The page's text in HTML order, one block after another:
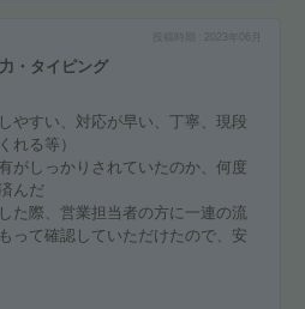
・タイピング
やすい、対応が早い、丁寧、現段
れる等）
がしっかりされていたのか、何度
んだ
た際、営業担当者の方に一連の流
って確認していただけたので、安